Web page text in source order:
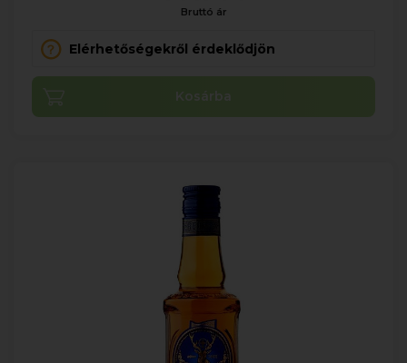
Bruttó ár
Elérhetőségekről érdeklődjön
Kosárba